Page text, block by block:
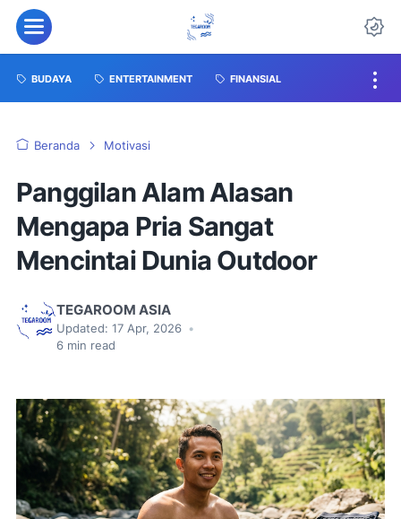
BUDAYA ENTERTAINMENT FINANSIAL
Beranda Motivasi
Panggilan Alam Alasan
Mengapa Pria Sangat
Mencintai Dunia Outdoor
TEGAROOM ASIA
Updated: 17 Apr, 2026 •
6 min read